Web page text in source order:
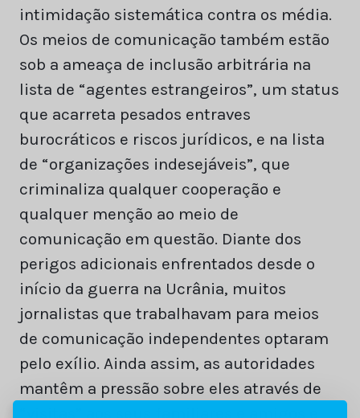
intimidação sistemática contra os média.
Os meios de comunicação também estão
sob a ameaça de inclusão arbitrária na
lista de “agentes estrangeiros”, um status
que acarreta pesados entraves
burocráticos e riscos jurídicos, e na lista
de “organizações indesejáveis”, que
criminaliza qualquer cooperação e
qualquer menção ao meio de
comunicação em questão. Diante dos
perigos adicionais enfrentados desde o
início da guerra na Ucrânia, muitos
jornalistas que trabalhavam para meios
de comunicação independentes optaram
pelo exílio. Ainda assim, as autoridades
mantêm a pressão sobre eles através de